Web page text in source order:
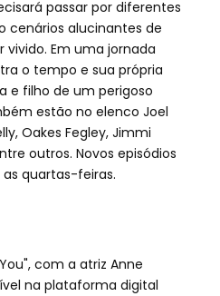
passar por diferentes
cenários alucinantes de
Em uma jornada
o tempo e sua própria
e filho de um perigoso
estão no elenco Joel
Oakes Fegley, Jimmi
outros. Novos episódios
quartas-feiras.
com a atriz Anne
na plataforma digital